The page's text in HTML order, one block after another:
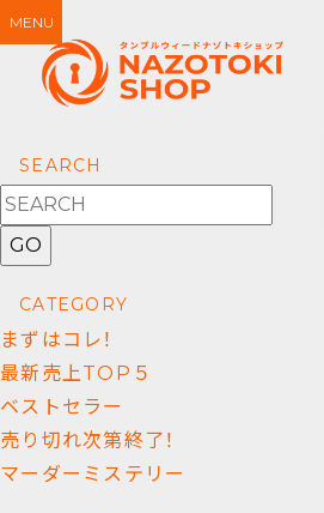
MENU
SEARCH
GO
CATEGORY
まずはコレ！
最新売上TOP５
ベストセラー
売り切れ次第終了！
マーダーミステリー